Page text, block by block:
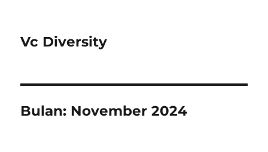
Vc Diversity
Bulan: November 2024